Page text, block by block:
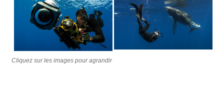
Cliquez sur les images pour agrandir